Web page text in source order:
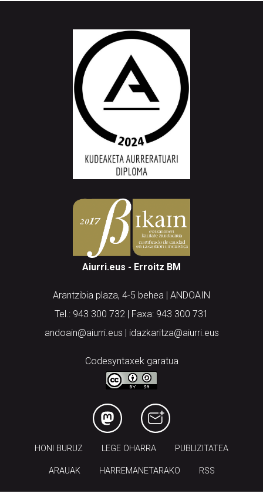
Aiurri.eus - Erroitz BM
Arantzibia plaza, 4-5 behea | ANDOAIN
Tel.: 943 300 732 | Faxa: 943 300 731
andoain@aiurri.eus | idazkaritza@aiurri.eus
Codesyntaxek garatua
HONI BURUZ LEGE OHARRA PUBLIZITATEA
ARAUAK HARREMANETARAKO RSS